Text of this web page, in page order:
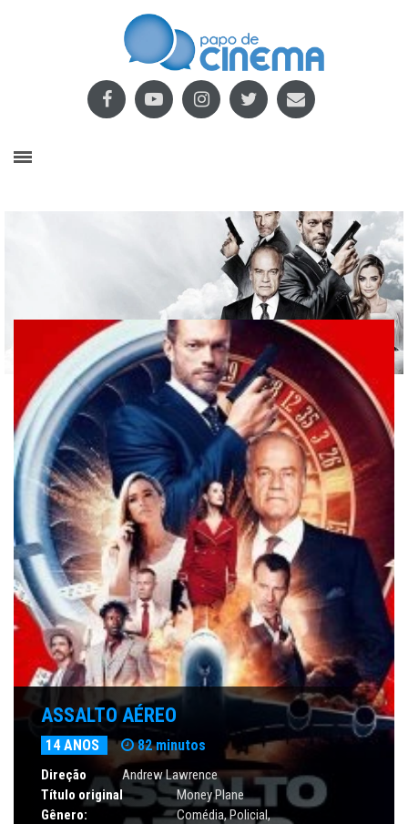
ASSALTO AÉREO
14 ANOS 82 minutos
Direção
Andrew Lawrence
Título original
Money Plane
Gênero:
Comédia,Policial,